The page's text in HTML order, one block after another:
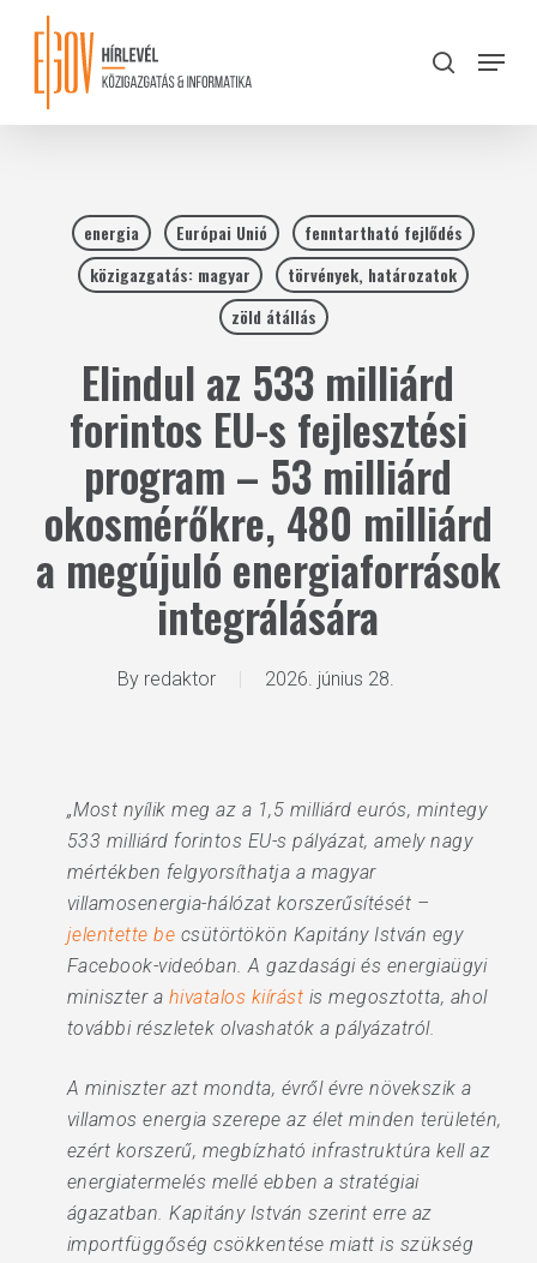
content
search
Menu
energia Európai Unió
fenntartható fejlődés
közigazgatás: magyar
törvények, határozatok
zöld átállás
Elindul az 533 milliárd
forintos EU-s fejlesztési
program – 53 milliárd
okosmérőkre, 480 milliárd
a megújuló energiaforrások
integrálására
By redaktor 2026. június 28.
„Most nyílik meg az a 1,5 milliárd eurós, mintegy
533 milliárd forintos EU-s pályázat, amely nagy
mértékben felgyorsíthatja a magyar
villamosenergia-hálózat korszerűsítését –
jelentette be csütörtökön Kapitány István egy
Facebook-videóban. A gazdasági és energiaügyi
miniszter a hivatalos kiírást is megosztotta, ahol
további részletek olvashatók a pályázatról.
A miniszter azt mondta, évről évre növekszik a
villamos energia szerepe az élet minden területén,
ezért korszerű, megbízható infrastruktúra kell az
energiatermelés mellé ebben a stratégiai
ágazatban. Kapitány István szerint erre az
importfüggőség csökkentése miatt is szükség
Close